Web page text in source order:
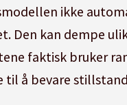
ikke
Den kan dempe
faktisk bruker
til å bevare